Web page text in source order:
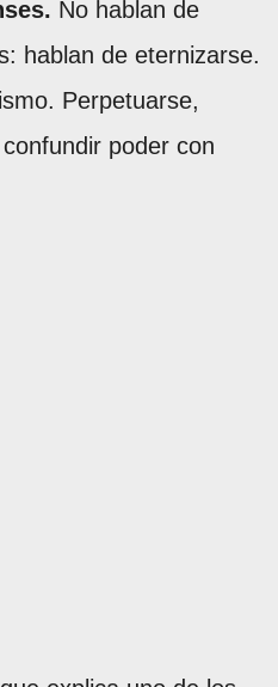
No hablan de
hablan de eternizarse.
Perpetuarse,
poder con